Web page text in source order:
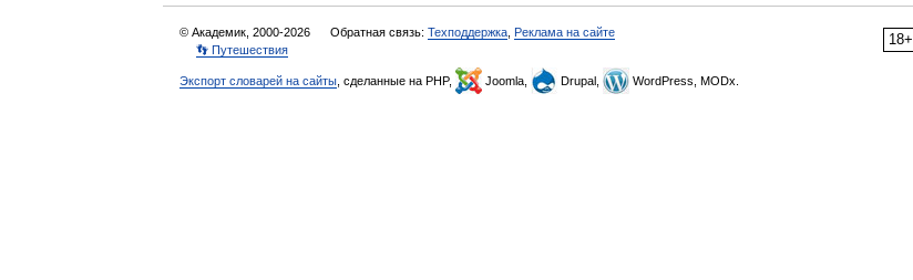
18+
© Академик, 2000-2026 Обратная связь: Техподдержка Реклама на сайте
👣 Путешествия
Экспорт словарей на сайты , сделанные на PHP, Joomla, Drupal, WordPress, MODx.